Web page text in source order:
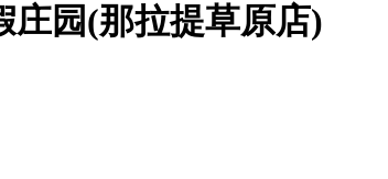
庄园(那拉提草原店)